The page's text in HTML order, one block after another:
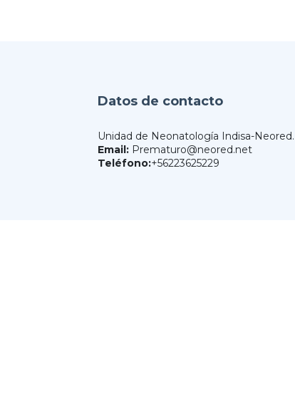
Datos de contacto
Unidad de Neonatología Indisa-Neored.
Email: Prematuro@neored.net
Teléfono:+56223625229